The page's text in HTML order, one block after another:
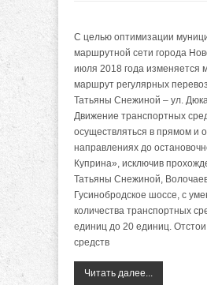
С целью оптимизации
маршрутной сети города
июля 2018 года изменяется
маршрут регулярных
Татьяны Снежиной – ул.
Движение транспортных
осуществляться в прямом и
направлениях до
Куприна», исключив
Татьяны Снежиной,
Гусинобродское шоссе, с
количества транспортных
единиц до 20 единиц.
средств
Читать далее...